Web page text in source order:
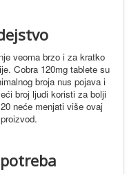
veoma brzo i za kratko
Cobra 120mg tablete su
broja nus pojava i
broj ljudi koristi za bolji
neće menjati više ovaj